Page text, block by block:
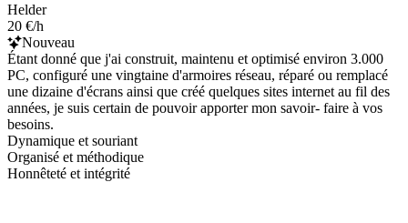
Helder
20 €/h
Nouveau
Étant donné que j'ai construit, maintenu et optimisé environ 3.000
PC, configuré une vingtaine d'armoires réseau, réparé ou remplacé
une dizaine d'écrans ainsi que créé quelques sites internet au fil des
années, je suis certain de pouvoir apporter mon savoir- faire à vos
besoins.
Dynamique et souriant
Organisé et méthodique
Honnêteté et intégrité